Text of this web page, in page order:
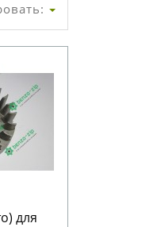
для